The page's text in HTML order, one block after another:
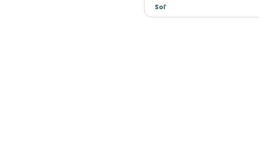
Soľ